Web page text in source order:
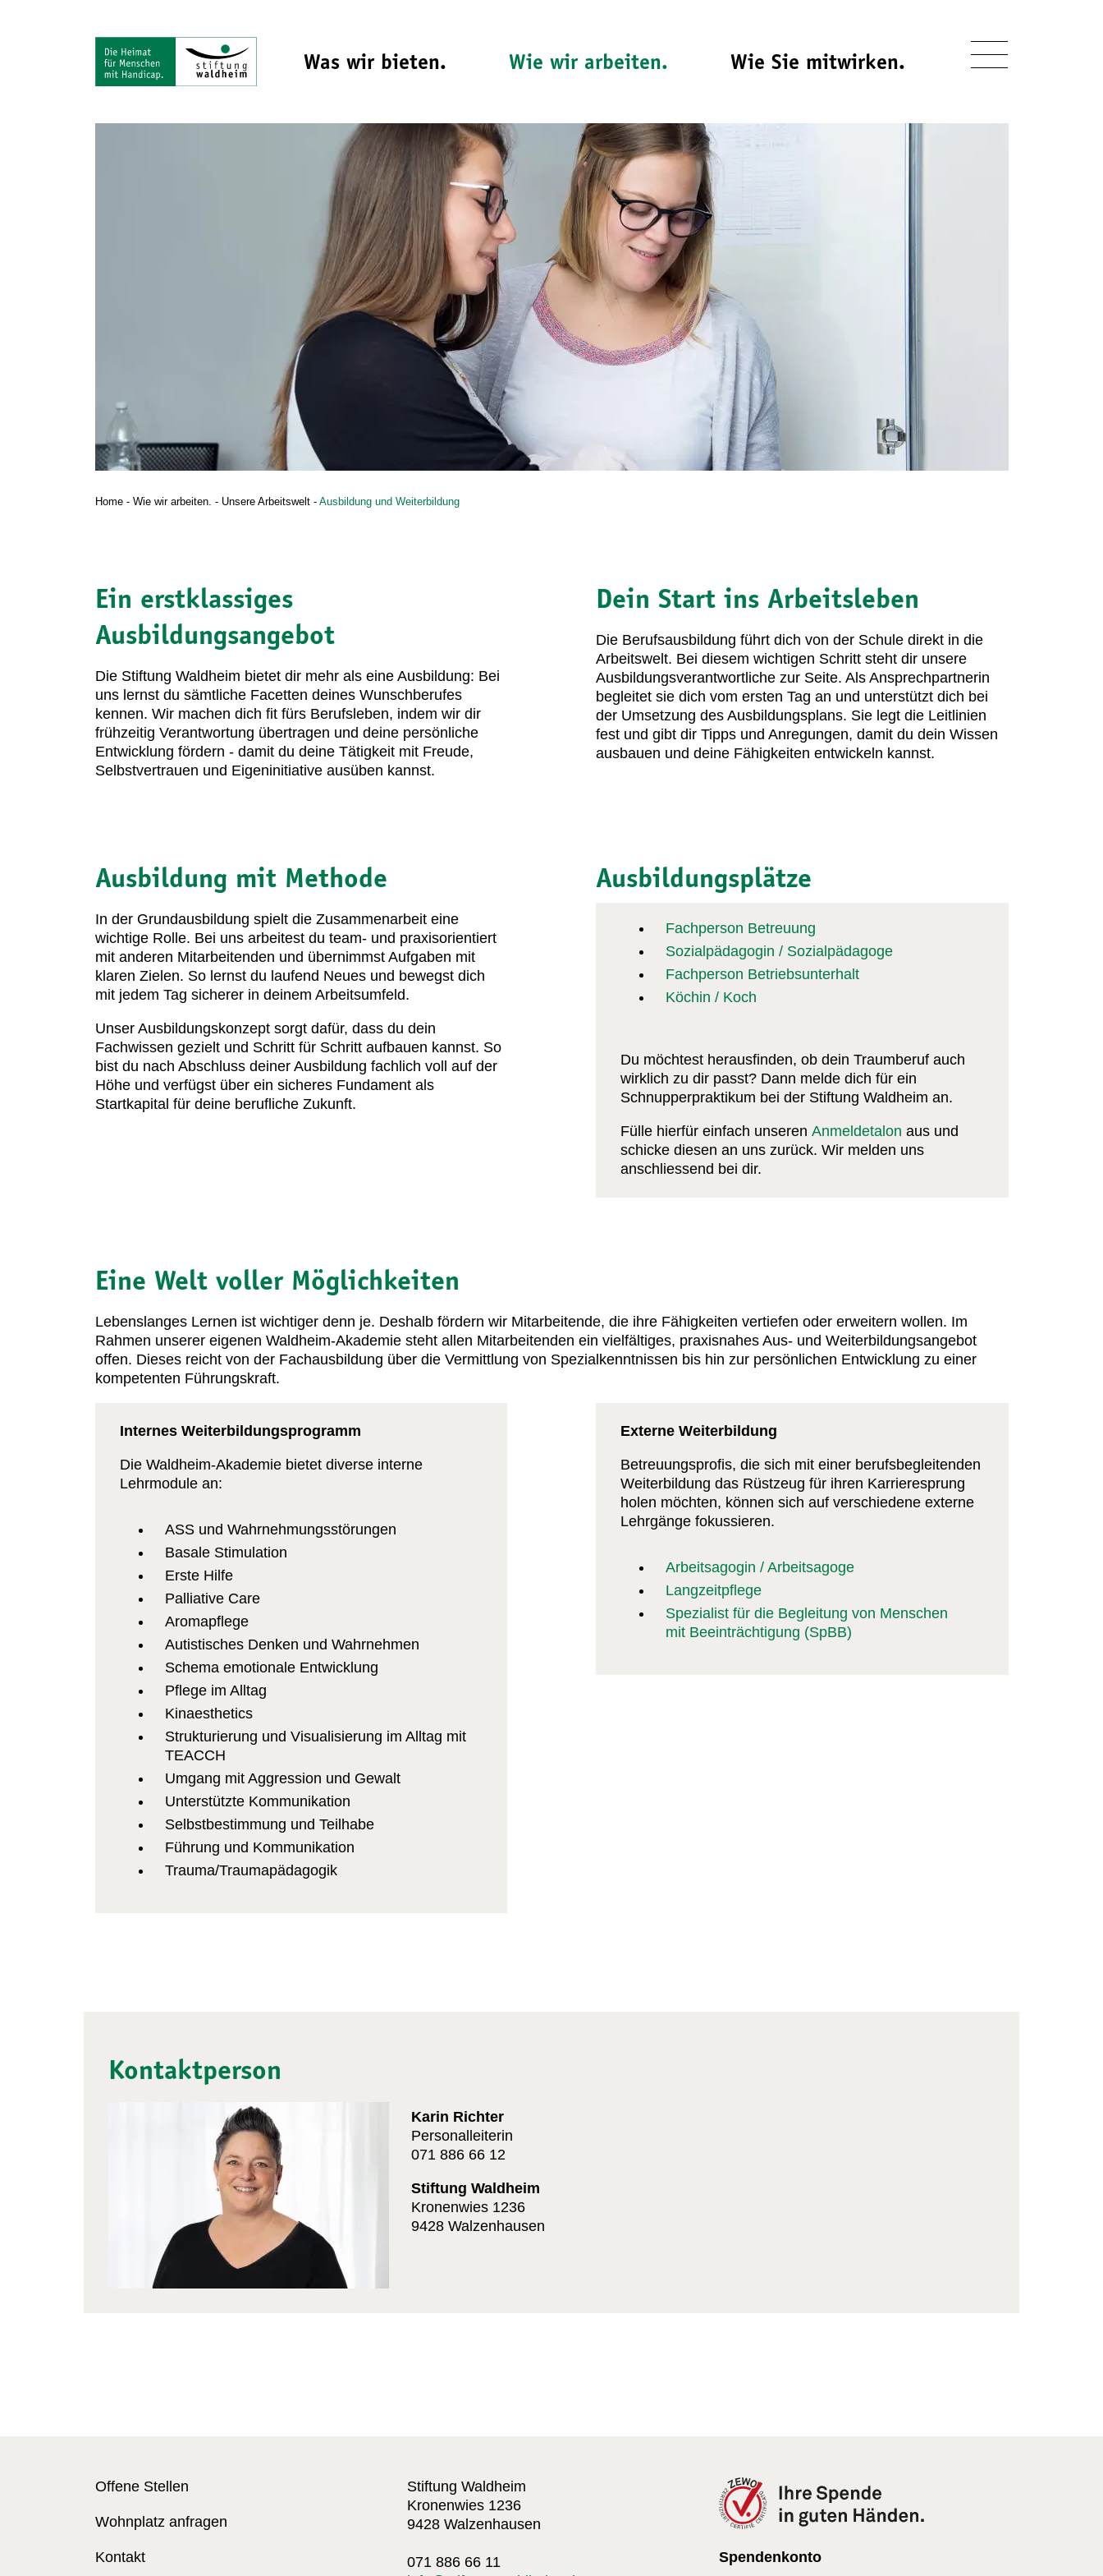
Was wir bieten. Wie wir arbeiten. Wie Sie mitwirken.
Home- Wie wir arbeiten. - Unsere Arbeitswelt- Ausbildung und Weiterbildung
Ein erstklassiges
Ausbildungsangebot
Die Stiftung Waldheim bietet dir mehr als eine Ausbildung: Bei
uns lernst du sämtliche Facetten deines Wunschberufes
kennen. Wir machen dich fit fürs Berufsleben, indem wir dir
frühzeitig Verantwortung übertragen und deine persönliche
Entwicklung fördern - damit du deine Tätigkeit mit Freude,
Selbstvertrauen und Eigeninitiative ausüben kannst.
Dein Start ins Arbeitsleben
Die Berufsausbildung führt dich von der Schule direkt in die
Arbeitswelt. Bei diesem wichtigen Schritt steht dir unsere
Ausbildungsverantwortliche zur Seite. Als Ansprechpartnerin
begleitet sie dich vom ersten Tag an und unterstützt dich bei
der Umsetzung des Ausbildungsplans. Sie legt die Leitlinien
fest und gibt dir Tipps und Anregungen, damit du dein Wissen
ausbauen und deine Fähigkeiten entwickeln kannst.
Ausbildung mit Methode
In der Grundausbildung spielt die Zusammenarbeit eine
wichtige Rolle. Bei uns arbeitest du team- und praxisorientiert
mit anderen Mitarbeitenden und übernimmst Aufgaben mit
klaren Zielen. So lernst du laufend Neues und bewegst dich
mit jedem Tag sicherer in deinem Arbeitsumfeld.
Unser Ausbildungskonzept sorgt dafür, dass du dein
Fachwissen gezielt und Schritt für Schritt aufbauen kannst. So
bist du nach Abschluss deiner Ausbildung fachlich voll auf der
Höhe und verfügst über ein sicheres Fundament als
Startkapital für deine berufliche Zukunft.
Ausbildungsplätze
Fachperson Betreuung
Sozialpädagogin / Sozialpädagoge
Fachperson Betriebsunterhalt
Köchin / Koch
Du möchtest herausfinden, ob dein Traumberuf auch
wirklich zu dir passt? Dann melde dich für ein
Schnupperpraktikum bei der Stiftung Waldheim an.
Fülle hierfür einfach unseren Anmeldetalon aus und
schicke diesen an uns zurück. Wir melden uns
anschliessend bei dir.
Eine Welt voller Möglichkeiten
Lebenslanges Lernen ist wichtiger denn je. Deshalb fördern wir Mitarbeitende, die ihre Fähigkeiten vertiefen oder erweitern wollen. Im
Rahmen unserer eigenen Waldheim-Akademie steht allen Mitarbeitenden ein vielfältiges, praxisnahes Aus- und Weiterbildungsangebot
offen. Dieses reicht von der Fachausbildung über die Vermittlung von Spezialkenntnissen bis hin zur persönlichen Entwicklung zu einer
kompetenten Führungskraft.
Internes Weiterbildungsprogramm
Die Waldheim-Akademie bietet diverse interne
Lehrmodule an:
ASS und Wahrnehmungsstörungen
Basale Stimulation
Erste Hilfe
Palliative Care
Aromapflege
Autistisches Denken und Wahrnehmen
Schema emotionale Entwicklung
Pflege im Alltag
Kinaesthetics
Strukturierung und Visualisierung im Alltag mit
TEACCH
Umgang mit Aggression und Gewalt
Unterstützte Kommunikation
Selbstbestimmung und Teilhabe
Führung und Kommunikation
Trauma/Traumapädagogik
Externe Weiterbildung
Betreuungsprofis, die sich mit einer berufsbegleitenden
Weiterbildung das Rüstzeug für ihren Karrieresprung
holen möchten, können sich auf verschiedene externe
Lehrgänge fokussieren.
Arbeitsagogin / Arbeitsagoge
Langzeitpflege
Spezialist für die Begleitung von Menschen
mit Beeinträchtigung (SpBB)
Kontaktperson
Karin Richter
Personalleiterin
071 886 66 12
Stiftung Waldheim
Kronenwies 1236
9428 Walzenhausen
Offene Stellen
Wohnplatz anfragen
Kontakt
Stiftung Waldheim
Kronenwies 1236
9428 Walzenhausen
071 886 66 11
Spendenkonto